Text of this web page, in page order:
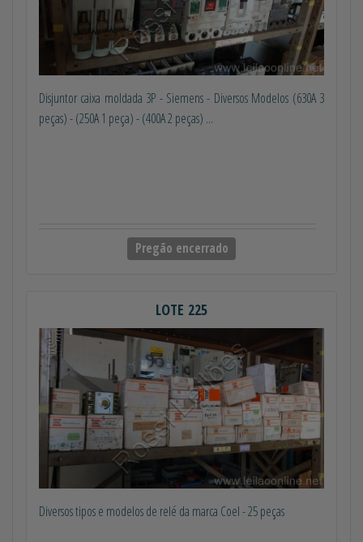
Disjuntor caixa moldada 3P - Siemens - Diversos Modelos (630A 3
peças) - (250A 1 peça) - (400A 2 peças) ...
Pregão encerrado
LOTE 225
Diversos tipos e modelos de relé da marca Coel - 25 peças